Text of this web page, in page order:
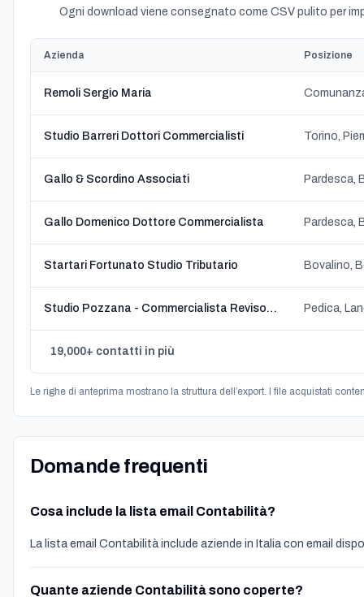
Ogni download viene consegnato come CSV pulito per
Azienda Posizione
Remoli Sergio Maria
Studio Barreri Dottori Commercialisti Torino,
Gallo & Scordino Associati Pardesca,
Gallo Domenico Dottore Commercialista Pardesca,
Startari Fortunato Studio Tributario
Studio Pozzana - Commercialista Revisore Legale Pedica,
19,000+ contatti in più
Le righe di anteprima mostrano la struttura dell’export. I file acquistati
Domande frequenti
Cosa include la lista email Contabilità?
La lista email Contabilità include aziende in Italia con email
Quante aziende Contabilità sono coperte?